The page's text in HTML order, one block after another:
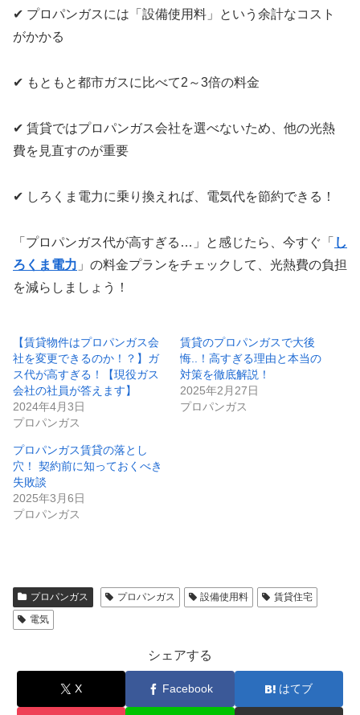
✔ プロパンガスには「設備使用料」という余計なコスト
がかかる
✔ もともと都市ガスに比べて2～3倍の料金
✔ 賃貸ではプロパンガス会社を選べないため、他の光熱
費を見直すのが重要
✔ しろくま電力に乗り換えれば、電気代を節約できる！
「プロパンガス代が高すぎる…」と感じたら、今すぐ「 し
ろくま電力 」の料金プランをチェックして、光熱費の負担
を減らしましょう！
【賃貸物件はプロパンガス会
社を変更できるのか！？】ガ
ス代が高すぎる！【現役ガス
会社の社員が答えます】
2024年4月3日
プロパンガス
賃貸のプロパンガスで大後
悔..！高すぎる理由と本当の
対策を徹底解説！
2025年2月27日
プロパンガス
プロパンガス賃貸の落とし
穴！ 契約前に知っておくべき
失敗談
2025年3月6日
プロパンガス
プロパンガス プロパンガス 設備使用料
賃貸住宅
電気
シェアする
X Facebook はてブ